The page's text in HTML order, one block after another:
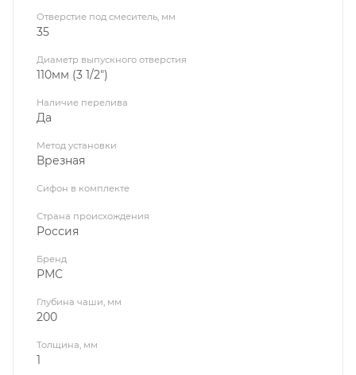
Отверстие под смеситель, мм
35
Диаметр выпускного отверстия
110мм (3 1/2")
Наличие перелива
Да
Метод установки
Врезная
Сифон в комплекте
Страна происхождения
Россия
Бренд
РМС
Глубина чаши, мм
200
Толщина, мм
1